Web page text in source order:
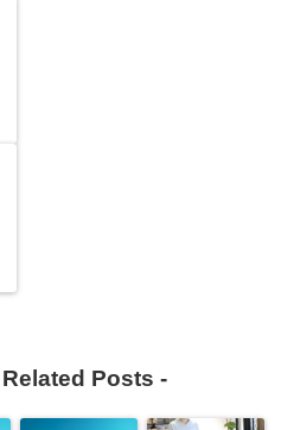
Related Posts -